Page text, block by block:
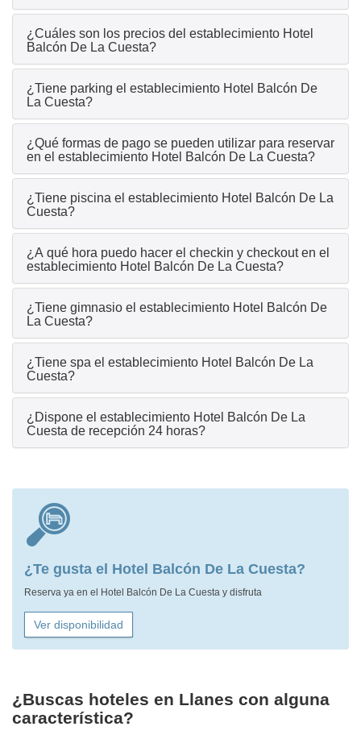
¿Cuáles son los precios del establecimiento Hotel
Balcón De La Cuesta?
¿Tiene parking el establecimiento Hotel Balcón De
La Cuesta?
¿Qué formas de pago se pueden utilizar para reservar
en el establecimiento Hotel Balcón De La Cuesta?
¿Tiene piscina el establecimiento Hotel Balcón De La
Cuesta?
¿A qué hora puedo hacer el checkin y checkout en el
establecimiento Hotel Balcón De La Cuesta?
¿Tiene gimnasio el establecimiento Hotel Balcón De
La Cuesta?
¿Tiene spa el establecimiento Hotel Balcón De La
Cuesta?
¿Dispone el establecimiento Hotel Balcón De La
Cuesta de recepción 24 horas?
¿Te gusta el Hotel Balcón De La Cuesta?
Reserva ya en el Hotel Balcón De La Cuesta y disfruta
Ver disponibilidad
¿Buscas hoteles en Llanes con alguna
característica?